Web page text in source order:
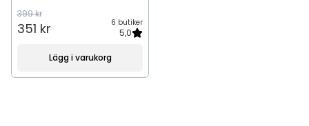
399 kr
351 kr 6 butiker
5,0
Lägg i varukorg